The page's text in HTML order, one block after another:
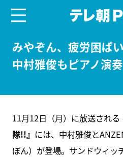
みやぞん、疲労困ぱ
中村雅俊もピアノ演
11月12日（月）に放送される
隊!!』 には、中村雅俊と
ぽん）が登場。サンドウィッ